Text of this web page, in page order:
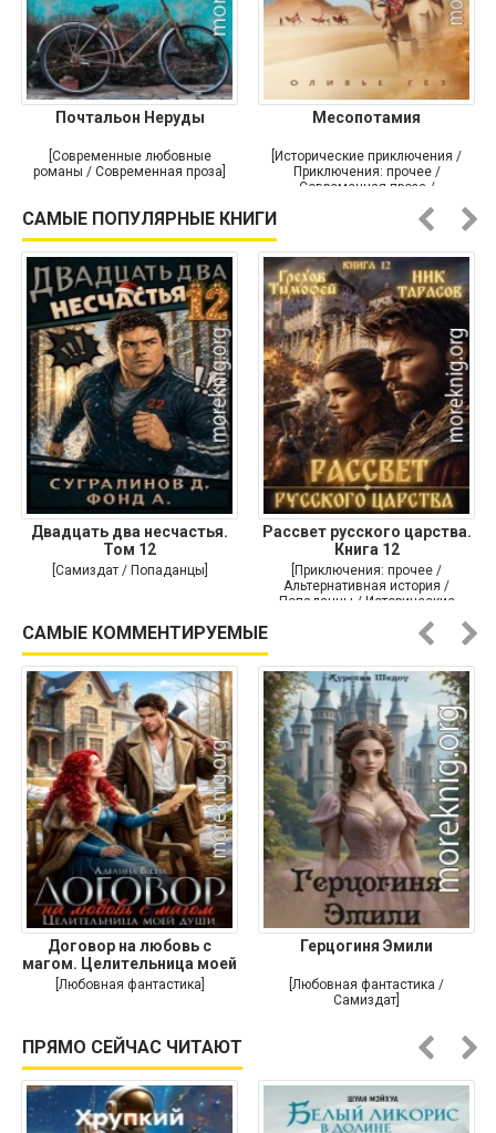
Почтальон Неруды
[Современные любовные
романы / Современная проза]
Месопотамия
[Исторические приключения /
Приключения: прочее /
Современная проза /
САМЫЕ ПОПУЛЯРНЫЕ КНИГИ
Двадцать два несчастья.
Том 12
[Самиздат / Попаданцы]
Рассвет русского царства.
Книга 12
[Приключения: прочее /
Альтернативная история /
Попаданцы / Исторические
САМЫЕ КОММЕНТИРУЕМЫЕ
Договор на любовь с
магом. Целительница моей
души
[Любовная фантастика]
Герцогиня Эмили
[Любовная фантастика /
Самиздат]
ПРЯМО СЕЙЧАС ЧИТАЮТ